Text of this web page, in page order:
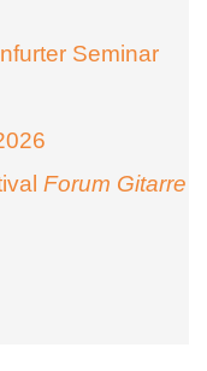
Seminar
Forum Gitarre